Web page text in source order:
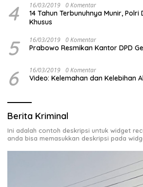
4 16/03/2019 0 Komentar
14 Tahun Terbunuhnya Munir,
Khusus
5 16/03/2019 0 Komentar
Prabowo Resmikan Kantor DPD
6 16/03/2019 0 Komentar
Video: Kelemahan dan Kelebihan
Berita Kriminal
Ini adalah contoh deskripsi untuk widget
anda bisa memasukkan deskripsi pada